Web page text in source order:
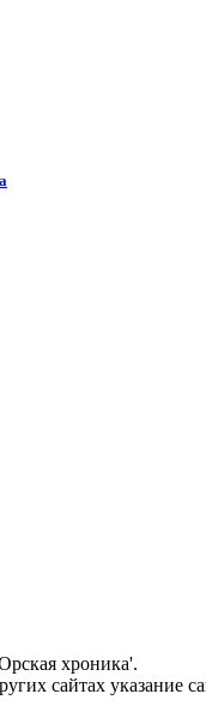
хроника'.
сайтах указание